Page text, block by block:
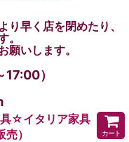
り早く店を閉めたり、
。
願いします。
）
☆イタリア家具
）
カート